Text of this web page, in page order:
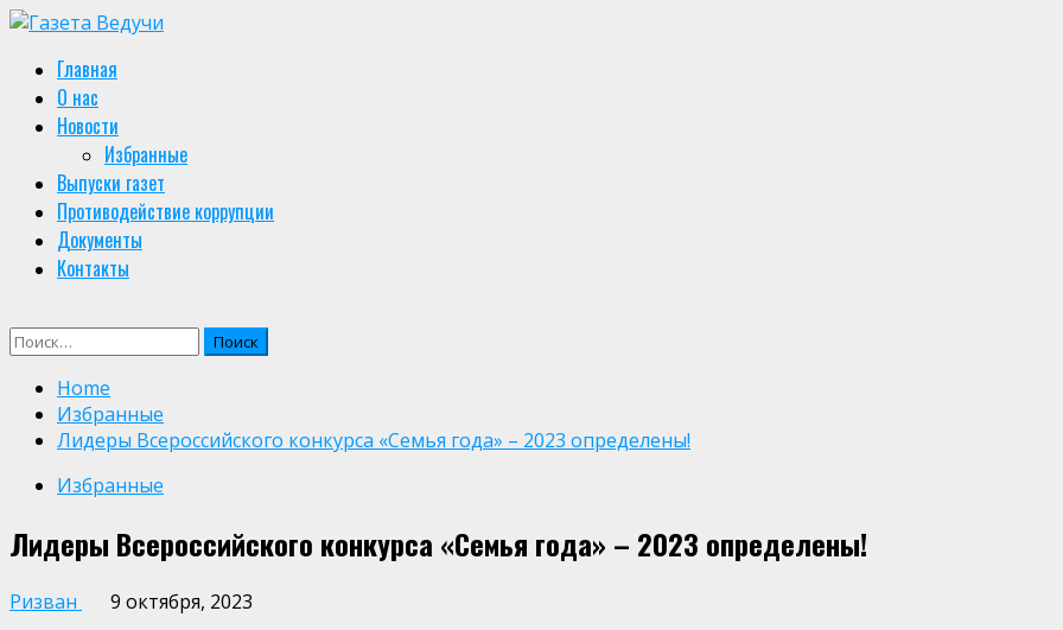
Skip
content
Primary
Menu
Главная
О нас
Новости
Избранные
Выпуски газет
Противодействие коррупции
Документы
Контакты
Найти:
Home
Избранные
Лидеры Всероссийского конкурса «Семья года» – 2023 определены!
Избранные
Лидеры Всероссийского конкурса «Семья года» – 2023 определены!
Ризван 9 октября, 2023